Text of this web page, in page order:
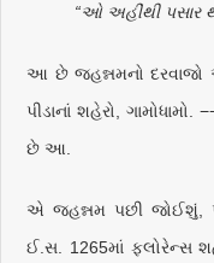
“ઓ અહીંથી પસાર
આ છે જહન્નમનો દરવાજો
પીડાનાં શહેરો,
છે આ.
એ જહન્નમ પછી જોઈશું,
ઈ.સ. 1265માં ફ્લોરેન્સ